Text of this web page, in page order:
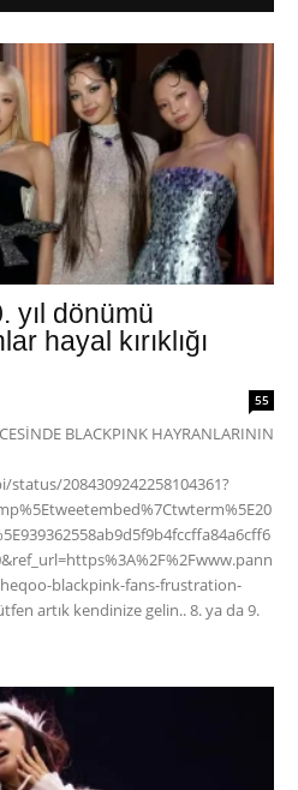
yıl dönümü
hayal kırıklığı
55
BLACKPINK HAYRANLARININ
2084309242258104361?
blackpink-fans-frustration-
artık kendinize gelin.. 8. ya da 9.